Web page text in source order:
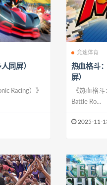
同屏）
Racing）》
竞速体育
热血格斗
屏）
《热血格
Battle Ro...
2025-11-